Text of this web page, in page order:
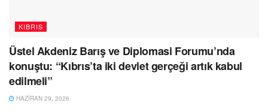
KIBRIS
Üstel Akdeniz Barış ve Diplomasi Forumu’nda
konuştu: “Kıbrıs’ta iki devlet gerçeği artık kabul
edilmeli”
HAZIRAN 29, 2026